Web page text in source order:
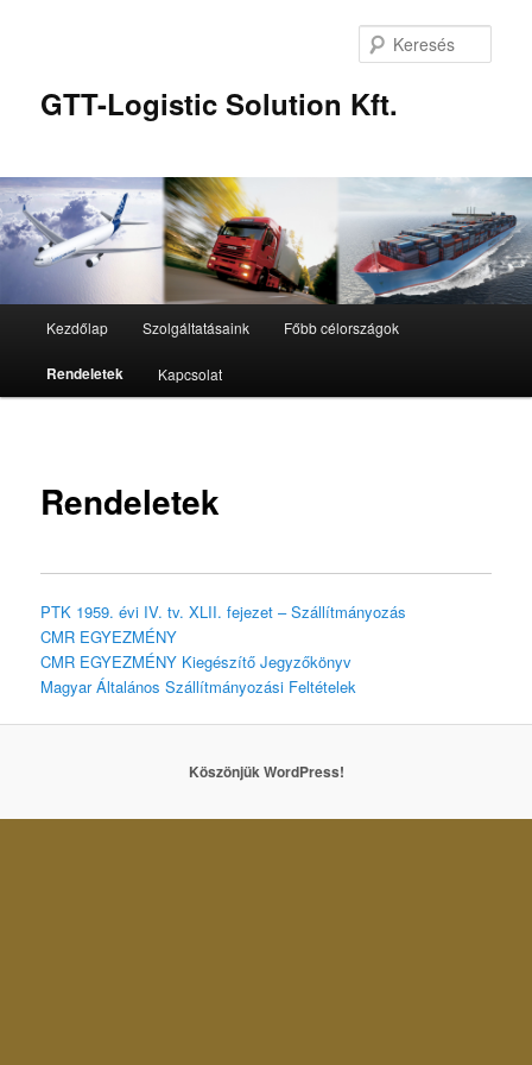
GTT-Logistic Solution Kft.
Tovább
az
Kezdőlap Szolgáltatásaink Főbb célországok
Rendeletek Kapcsolat
Rendeletek
PTK 1959. évi IV. tv. XLII. fejezet – Szállítmányozás
CMR EGYEZMÉNY
CMR EGYEZMÉNY Kiegészítő Jegyzőkönyv
Magyar Általános Szállítmányozási Feltételek
Köszönjük WordPress!